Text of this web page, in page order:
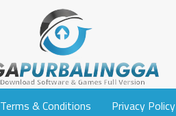
Terms & Conditions Privacy Policy